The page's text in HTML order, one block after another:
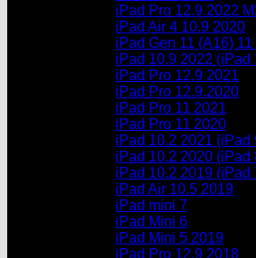
iPad Pro 12.9 2022
iPad Air 4 10.9 2020
iPad Gen 11 (A16)
iPad 10.9 2022 (iPad
iPad Pro 12.9 2021
iPad Pro 12.9.2020
iPad Pro 11 2021
iPad Pro 11 2020
iPad 10.2 2021 (iPad
iPad 10.2 2020 (iPad
iPad 10.2 2019 (iPad
iPad Air 10.5 2019
iPad mini 7
iPad Mini 6
iPad Mini 5 2019
iPad Pro 12.9 2018